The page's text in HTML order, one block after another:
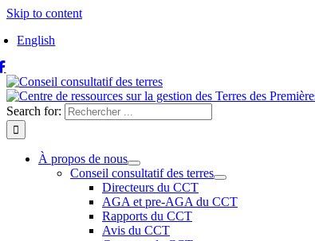
Skip to content
English
Search for:
À propos de nous
Conseil consultatif des terres
Directeurs du CCT
AGA et pre-AGA du CCT
Rapports du CCT
Avis du CCT